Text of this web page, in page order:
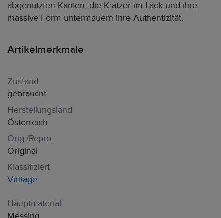
abgenutzten Kanten, die Kratzer im Lack und ihre
massive Form untermauern ihre Authentizität.
Artikelmerkmale
Zustand
gebraucht
Herstellungsland
Österreich
Orig./Repro.
Original
Klassifiziert
Vintage
Hauptmaterial
Messing